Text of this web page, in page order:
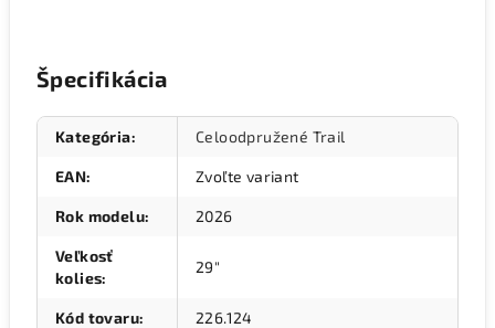
Špecifikácia
Kategória: Celoodpružené Trail
EAN: Zvoľte variant
Rok modelu: 2026
Veľkosť
kolies:
29"
Kód tovaru: 226.124